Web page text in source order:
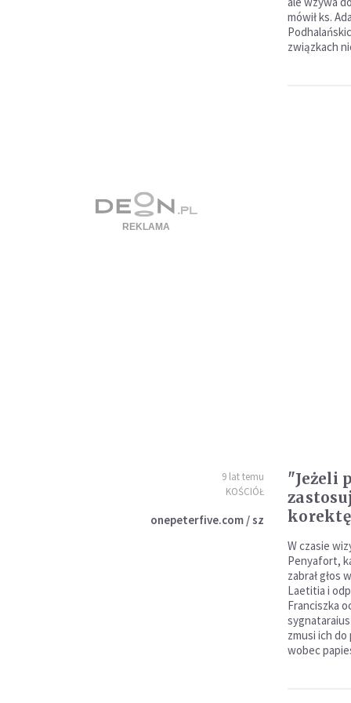
mówił ks.
związkach
9 lat temu
KOŚCIÓŁ
onepeterfive.com / sz
"Jeżeli
W czasie
Penyafort,
zabrał głos
Laetitia i
Franciszka
zmusi ich
wobec